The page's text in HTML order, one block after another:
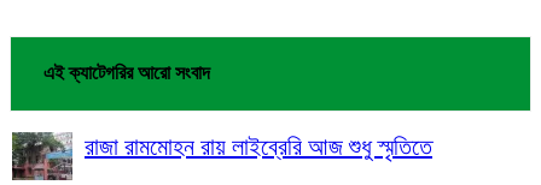
এই ক্যাটেগরির আরো সংবাদ
রাজা রামমোহন রায় লাইব্রেরি আজ শুধু স্মৃতিতে